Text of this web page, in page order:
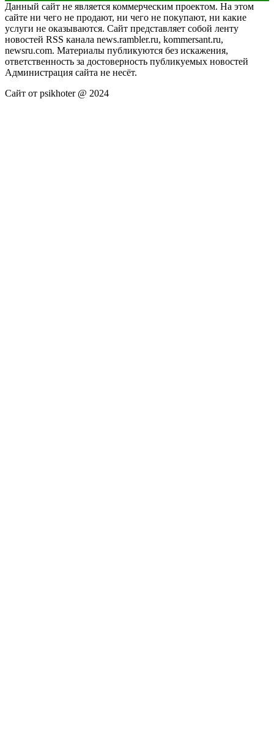
Данный сайт не является коммерческим проектом. На этом
сайте ни чего не продают, ни чего не покупают, ни какие
услуги не оказываются. Сайт представляет собой ленту
новостей RSS канала news.rambler.ru, kommersant.ru,
newsru.com. Материалы публикуются без искажения,
ответственность за достоверность публикуемых новостей
Администрация сайта не несёт.
Сайт от psikhoter @ 2024